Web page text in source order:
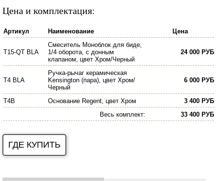
Цена и комплектация:
Артикул Наименование Цена
T15-QT BLA
Смеситель Моноблок для биде,
1/4 оборота, с донным
клапаном, цвет Хром/Черный
24 000 РУБ
T4 BLA
Ручка-рычаг керамическая
Kensington (пара), цвет Хром/
Черный
6 000 РУБ
T4B Основание Regent, цвет Хром
3 400 РУБ
Весь комплект: 33 400 РУБ
ГДЕ КУПИТЬ